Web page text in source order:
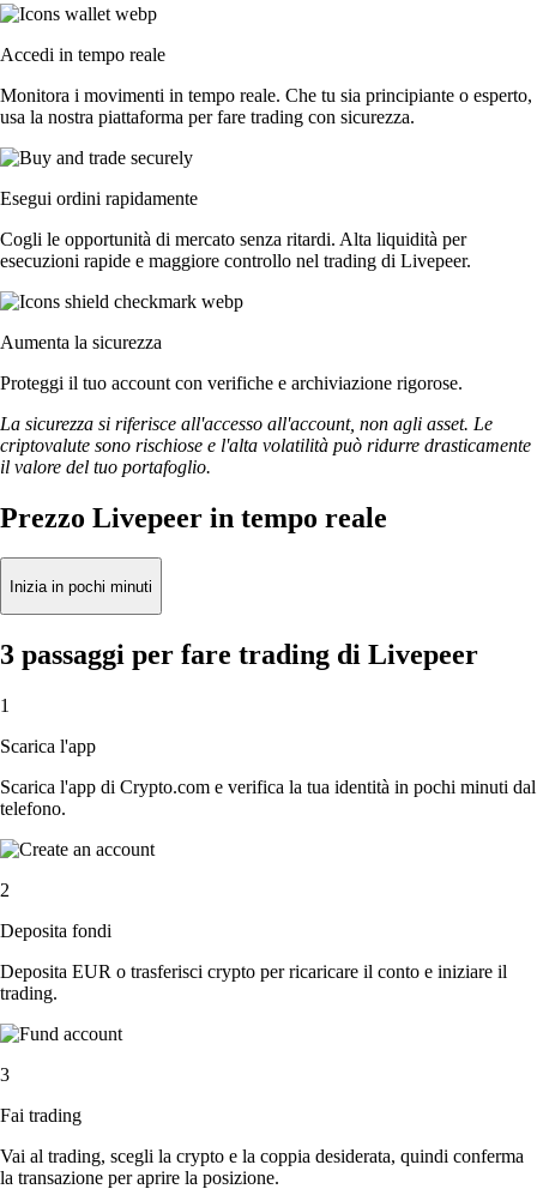
Accedi in tempo reale
Monitora i movimenti in tempo reale. Che tu sia principiante o esperto,
usa la nostra piattaforma per fare trading con sicurezza.
Esegui ordini rapidamente
Cogli le opportunità di mercato senza ritardi. Alta liquidità per
esecuzioni rapide e maggiore controllo nel trading di Livepeer.
Aumenta la sicurezza
Proteggi il tuo account con verifiche e archiviazione rigorose.
La sicurezza si riferisce all'accesso all'account, non agli asset. Le
criptovalute sono rischiose e l'alta volatilità può ridurre drasticamente
il valore del tuo portafoglio.
Prezzo Livepeer in tempo reale
Inizia in pochi minuti
3 passaggi per fare trading di Livepeer
1
Scarica l'app
Scarica l'app di Crypto.com e verifica la tua identità in pochi minuti dal
telefono.
2
Deposita fondi
Deposita EUR o trasferisci crypto per ricaricare il conto e iniziare il
trading.
3
Fai trading
Vai al trading, scegli la crypto e la coppia desiderata, quindi conferma
la transazione per aprire la posizione.